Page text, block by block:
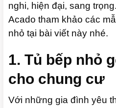
nghi, hiện đại, sang
Acado tham khảo các
nhỏ tại bài viết này nhé.
1. Tủ bếp nhỏ
cho chung cư
Với những gia đình yêu